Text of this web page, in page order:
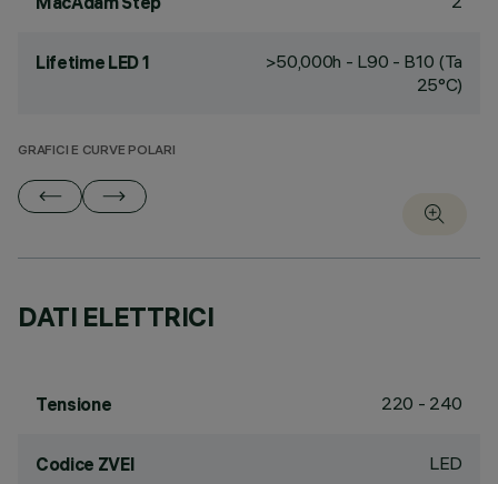
Lifetime LED 1
>50,000h - L90 - B10 (Ta
25°C)
GRAFICI E CURVE POLARI
DATI ELETTRICI
Tensione 220 - 240
Codice ZVEI LED